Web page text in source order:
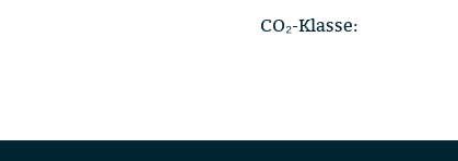
CO₂-Klasse: